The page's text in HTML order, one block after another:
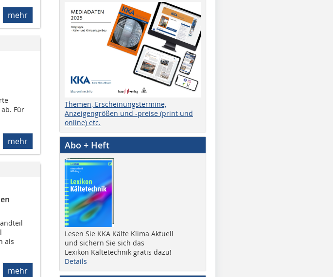
mehr
ab. Für
mehr
als
mehr
Themen, Erscheinungstermine,
Anzeigengrößen und -preise (print und
online) etc.
Abo + Heft
Lesen Sie KKA Kälte Klima Aktuell
und sichern Sie sich das
Lexikon Kältetechnik gratis dazu!
Details